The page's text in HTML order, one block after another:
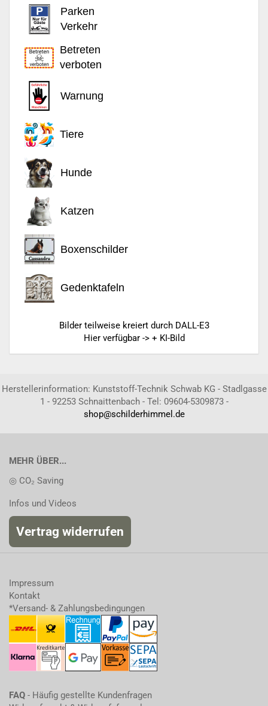
Parken
Verkehr
Betreten
verboten
Warnung
Tiere
Hunde
Katzen
Boxenschilder
Gedenktafeln
Bilder teilweise kreiert durch DALL-E3
Hier verfügbar -> + KI-Bild
Herstellerinformation: Kunststoff-Technik Schwab KG - Stadlgasse
1 - 92253 Schnaittenbach - Tel: 09604-5309873 -
shop@schilderhimmel.de
MEHR ÜBER...
◎ CO₂ Saving
Infos und Videos
Vertrag widerrufen
Impressum
Kontakt
*Versand- & Zahlungsbedingungen
FAQ - Häufig gestellte Kundenfragen